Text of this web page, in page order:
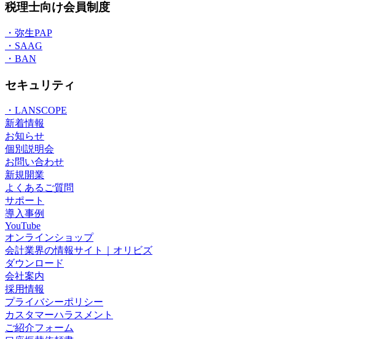
税理士向け会員制度
・弥生PAP
・SAAG
・BAN
セキュリティ
・LANSCOPE
新着情報
お知らせ
個別説明会
お問い合わせ
新規開業
よくあるご質問
サポート
導入事例
YouTube
オンラインショップ
会計業界の情報サイト｜オリビズ
ダウンロード
会社案内
採用情報
プライバシーポリシー
カスタマーハラスメント
ご紹介フォーム